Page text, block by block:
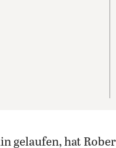
gelaufen, hat